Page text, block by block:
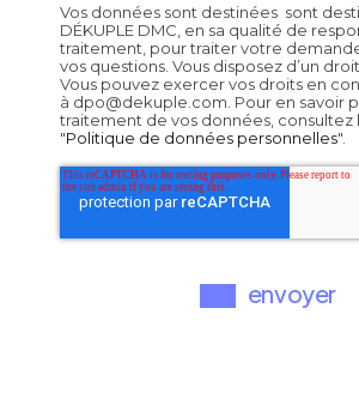
Vos données sont destinées sont
DÉKUPLE DMC, en sa qualité de
traitement, pour traiter votre
vos questions. Vous disposez d’un
Vous pouvez exercer vos droits en
à dpo@dekuple.com. Pour en savoir
traitement de vos données, consultez
"Politique de données personnelles".